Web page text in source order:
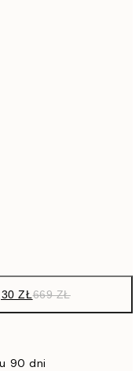
ZŁ669 ZŁ
90 dni